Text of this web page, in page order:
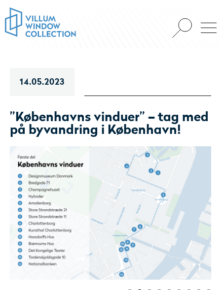
14.05.2023
”Københavns vinduer” – tag med
på byvandring i København!